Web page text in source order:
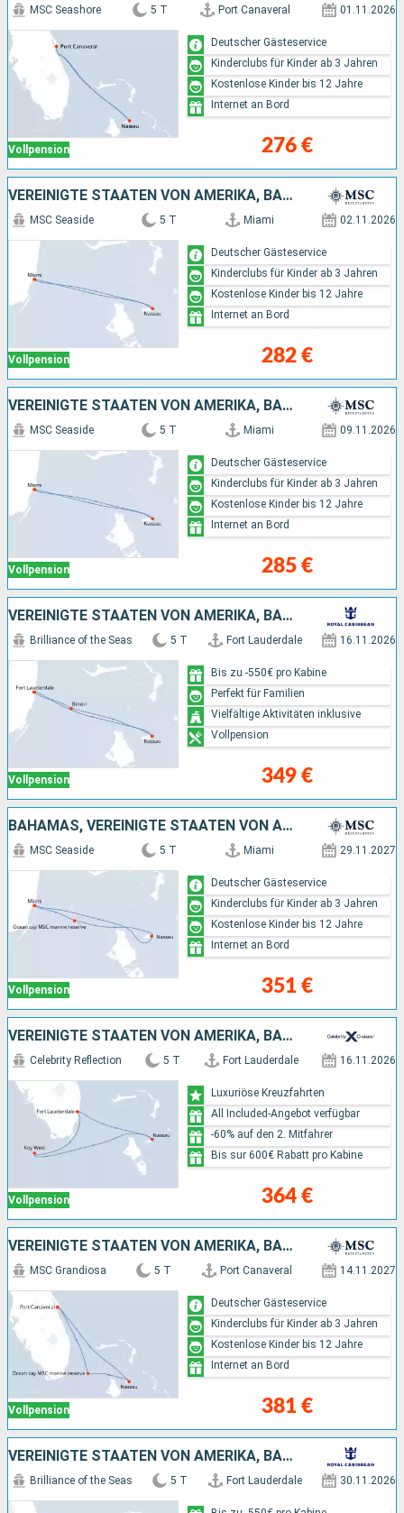
Vollpension
MSC Seashore 5 T Port Canaveral 01.11.2026
276 €
Deutscher Gästeservice
Kinderclubs für Kinder ab 3 Jahren
Kostenlose Kinder bis 12 Jahre
Internet an Bord
VEREINIGTE STAATEN VON AMERIKA, BAHAMAS
Vollpension
MSC Seaside 5 T Miami 02.11.2026
282 €
Deutscher Gästeservice
Kinderclubs für Kinder ab 3 Jahren
Kostenlose Kinder bis 12 Jahre
Internet an Bord
VEREINIGTE STAATEN VON AMERIKA, BAHAMAS
Vollpension
MSC Seaside 5 T Miami 09.11.2026
285 €
Deutscher Gästeservice
Kinderclubs für Kinder ab 3 Jahren
Kostenlose Kinder bis 12 Jahre
Internet an Bord
VEREINIGTE STAATEN VON AMERIKA, BAHAMAS
Vollpension
Brilliance of the Seas 5 T Fort Lauderdale 16.11.2026
349 €
Bis zu -550€ pro Kabine
Perfekt für Familien
Vielfältige Aktivitäten inklusive
Vollpension
BAHAMAS, VEREINIGTE STAATEN VON AMERIKA
Vollpension
MSC Seaside 5 T Miami 29.11.2027
351 €
Deutscher Gästeservice
Kinderclubs für Kinder ab 3 Jahren
Kostenlose Kinder bis 12 Jahre
Internet an Bord
VEREINIGTE STAATEN VON AMERIKA, BAHAMAS
Vollpension
Celebrity Reflection 5 T Fort Lauderdale 16.11.2026
364 €
Luxuriöse Kreuzfahrten
All Included-Angebot verfügbar
-60% auf den 2. Mitfahrer
Bis sur 600€ Rabatt pro Kabine
VEREINIGTE STAATEN VON AMERIKA, BAHAMAS
Vollpension
MSC Grandiosa 5 T Port Canaveral 14.11.2027
381 €
Deutscher Gästeservice
Kinderclubs für Kinder ab 3 Jahren
Kostenlose Kinder bis 12 Jahre
Internet an Bord
VEREINIGTE STAATEN VON AMERIKA, BAHAMAS
Brilliance of the Seas 5 T Fort Lauderdale 30.11.2026